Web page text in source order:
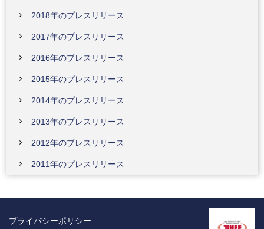
2018年のプレスリリース
2017年のプレスリリース
2016年のプレスリリース
2015年のプレスリリース
2014年のプレスリリース
2013年のプレスリリース
2012年のプレスリリース
2011年のプレスリリース
プライバシーポリシー